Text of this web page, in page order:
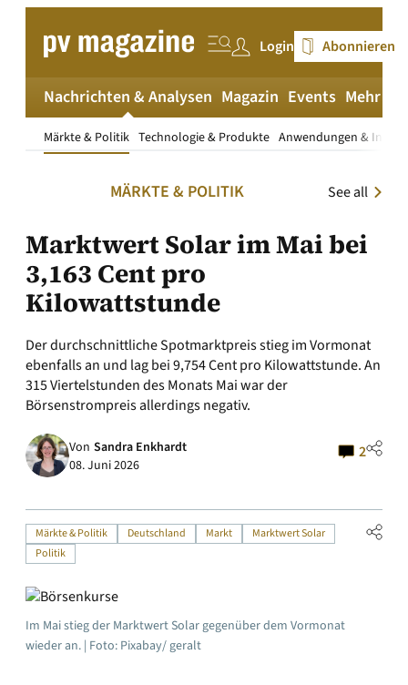
springen
Login Abonnieren
Nachrichten & Analysen
Märkte & Politik Technologie & Produkte Anwendungen &
Magazin Events Mehr
MÄRKTE & POLITIK See all
Marktwert Solar im Mai bei
3,163 Cent pro
Kilowattstunde
Der durchschnittliche Spotmarktpreis stieg im Vormonat
ebenfalls an und lag bei 9,754 Cent pro Kilowattstunde. An
315 Viertelstunden des Monats Mai war der
Börsenstrompreis allerdings negativ.
Von Sandra Enkhardt
08. Juni 2026
2
Märkte & Politik Deutschland Markt
Marktwert Solar
Politik
Im Mai stieg der Marktwert Solar gegenüber dem Vormonat
wieder an. | Foto: Pixabay/ geralt